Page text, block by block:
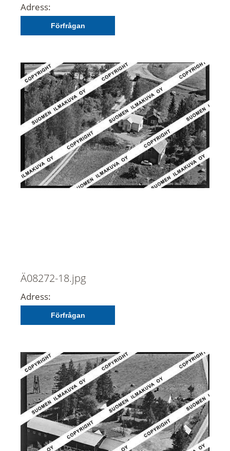
Adress:
Förfrågan
Ä08272-18.jpg
Adress:
Förfrågan